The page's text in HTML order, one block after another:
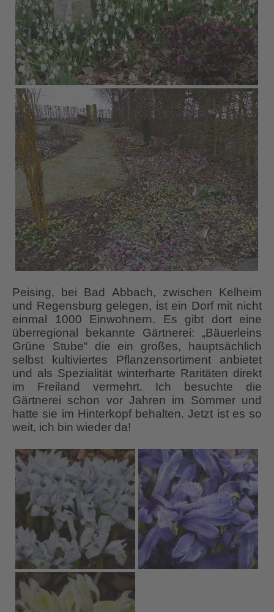
Peising, bei Bad Abbach, zwischen Kelheim
und Regensburg gelegen, ist ein Dorf mit nicht
einmal 1000 Einwohnern. Es gibt dort eine
überregional bekannte Gärtnerei: „Bäuerleins
Grüne Stube“ die ein großes, hauptsächlich
selbst kultiviertes Pflanzensortiment anbietet
und als Spezialität winterharte Raritäten direkt
im Freiland vermehrt. Ich besuchte die
Gärtnerei schon vor Jahren im Sommer und
hatte sie im Hinterkopf behalten. Jetzt ist es so
weit, ich bin wieder da!